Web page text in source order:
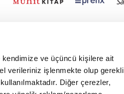
ve üçüncü kişilere ait
verileriniz işlenmekte olup gerekli
Diğer çerezler,